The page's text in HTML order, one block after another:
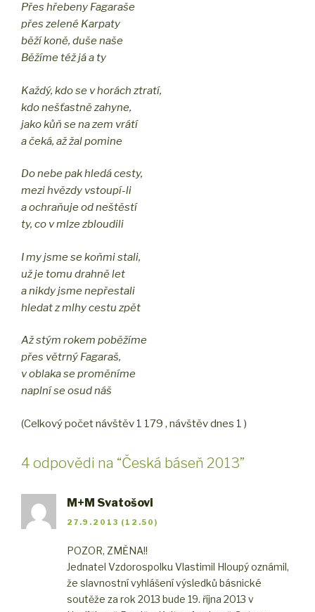
Přes hřebeny Fagaraše
přes zelené Karpaty
běží koně, duše naše
Běžíme též já a ty
Každý, kdo se v horách ztratí,
kdo nešťastně zahyne,
jako kůň se na zem vrátí
a čeká, až žal pomine
Do nebe pak hledá cesty,
mezi hvězdy vstoupí-li
a ochraňuje od neštěstí
ty, co v mlze zbloudili
I my jsme se koňmi stali,
už je tomu drahně let
a nikdy jsme nepřestali
hledat z mlhy cestu zpět
Až stým rokem poběžíme
přes větrný Fagaraš,
v oblaka se proměníme
naplní se osud náš
(Celkový počet návštěv 1 179 , návštěv dnes 1 )
4 odpovědi na “Česká báseň 2013”
M+M Svatošovi
27.9.2013 (12.50)
POZOR, ZMĚNA!!
Jednatel Vzdorospolku Vlastimil Hloupý oznámil,
že slavnostní vyhlášení výsledků básnické
soutěže za rok 2013 bude 19. října 2013 v